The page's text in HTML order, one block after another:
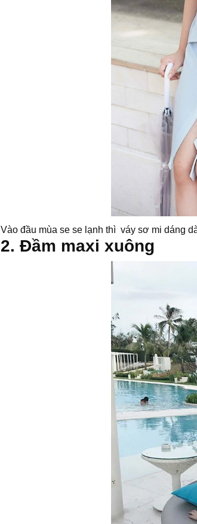
Vào đầu mùa se se lạnh thì váy sơ mi dáng
2. Đầm maxi xuông